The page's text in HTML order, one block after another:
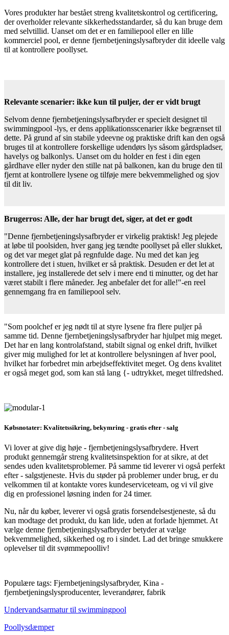
Vores produkter har bestået streng kvalitetskontrol og certificering,
der overholder relevante sikkerhedsstandarder, så du kan bruge dem
med selvtillid. Uanset om det er en familiepool eller en lille
kommerciel pool, er denne fjernbetjeningslysafbryder dit ideelle valg
til at kontrollere poollyset.
Relevante scenarier: ikke kun til puljer, der er vidt brugt
Selvom denne fjernbetjeningslysafbryder er specielt designet til
swimmingpool -lys, er dens applikationsscenarier ikke begrænset til
dette. På grund af sin stabile ydeevne og praktiske drift kan den også
bruges til at kontrollere forskellige udendørs lys såsom gårdspladser,
havelys og balkonlys. Uanset om du holder en fest i din egen
gårdhave eller nyder den stille nat på balkonen, kan du bruge den til
fjernt at kontrollere lysene og tilføje mere bekvemmelighed og sjov
til dit liv.
Brugerros: Alle, der har brugt det, siger, at det er godt
"Denne fjernbetjeningslysafbryder er virkelig praktisk! Jeg plejede
at løbe til poolsiden, hver gang jeg tændte poollyset på eller slukket,
og det var meget glat på regnfulde dage. Nu med det kan jeg
kontrollere det i stuen, hvilket er så praktisk. Desuden er det let at
installere, jeg installerede det selv i mere end ti minutter, og det har
været stabilt i flere måneder. Jeg anbefaler det for alle!"-en reel
gennemgang fra en familiepool selv.
"Som poolchef er jeg nødt til at styre lysene fra flere puljer på
samme tid. Denne fjernbetjeningslysafbryder har hjulpet mig meget.
Det har en lang kontrolafstand, stabilt signal og enkel drift, hvilket
giver mig mulighed for let at kontrollere belysningen af ​​hver pool,
hvilket har forbedret min arbejdseffektivitet meget. Og dens kvalitet
er også meget god, som kan stå lang {- udtrykket, meget tilfredshed.
Købsnotater: Kvalitetssikring, bekymring - gratis efter - salg
Vi lover at give dig høje - fjernbetjeningslysafbrydere. Hvert
produkt gennemgår streng kvalitetsinspektion for at sikre, at det
sendes uden kvalitetsproblemer. På samme tid leverer vi også perfekt
efter - salgstjeneste. Hvis du støder på problemer under brug, er du
velkommen til at kontakte vores kundeserviceteam, og vi vil give
dig en professionel løsning inden for 24 timer.
Nu, når du køber, leverer vi også gratis forsendelsestjeneste, så du
kan modtage det produkt, du kan lide, uden at forlade hjemmet. At
vælge denne fjernbetjeningslysafbryder betyder at vælge
bekvemmelighed, sikkerhed og ro i sindet. Lad det bringe smukkere
oplevelser til dit svømmepoolliv!
Populære tags: Fjernbetjeningslysafbryder, Kina -
fjernbetjeningslysproducenter, leverandører, fabrik
Undervandsarmatur til swimmingpool
Poollysdæmper